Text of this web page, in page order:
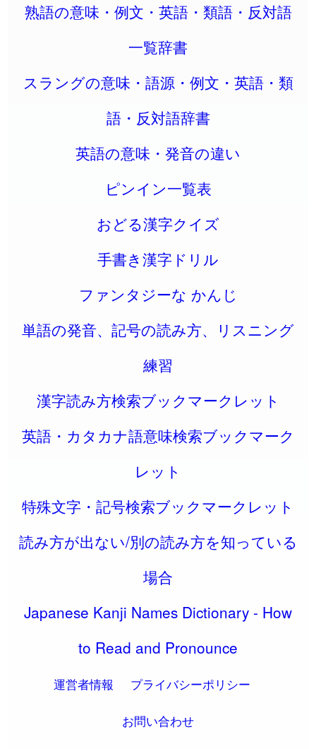
熟語の意味・例文・英語・類語・反対語
一覧辞書
スラングの意味・語源・例文・英語・類
語・反対語辞書
英語の意味・発音の違い
ピンイン一覧表
おどる漢字クイズ
手書き漢字ドリル
ファンタジーな かんじ
単語の発音、記号の読み方、リスニング
練習
漢字読み方検索ブックマークレット
英語・カタカナ語意味検索ブックマーク
レット
特殊文字・記号検索ブックマークレット
読み方が出ない/別の読み方を知っている
場合
Japanese Kanji Names Dictionary - How
to Read and Pronounce
運営者情報 プライバシーポリシー
お問い合わせ